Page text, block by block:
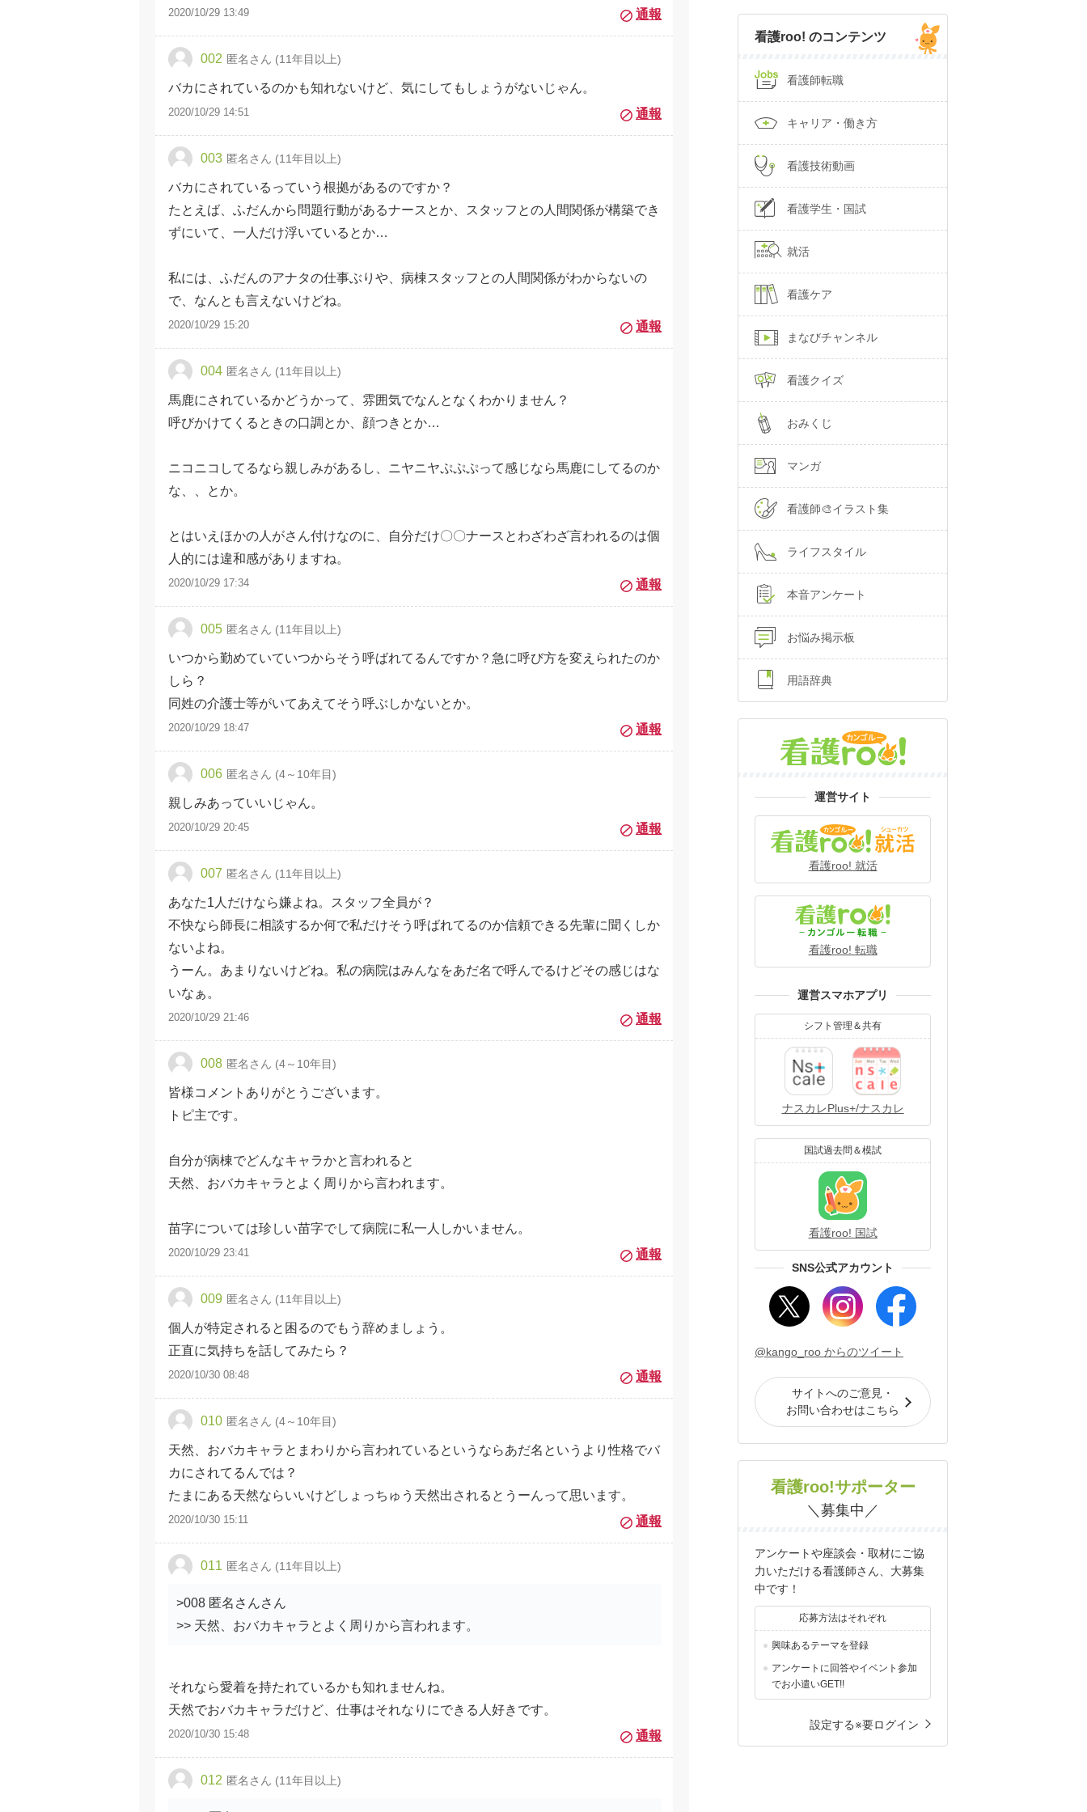
2020/10/29 13:49 通報
002 匿名さん (11年目以上)
バカにされているのかも知れないけど、気にしてもしょうがないじゃん。
2020/10/29 14:51 通報
003 匿名さん (11年目以上)
バカにされているっていう根拠があるのですか？
たとえば、ふだんから問題行動があるナースとか、スタッフとの人間関係が構築でき
ずにいて、一人だけ浮いているとか…
私には、ふだんのアナタの仕事ぶりや、病棟スタッフとの人間関係がわからないの
で、なんとも言えないけどね。
2020/10/29 15:20 通報
004 匿名さん (11年目以上)
馬鹿にされているかどうかって、雰囲気でなんとなくわかりません？
呼びかけてくるときの口調とか、顔つきとか…
ニコニコしてるなら親しみがあるし、ニヤニヤぷぷぷって感じなら馬鹿にしてるのか
な、、とか。
とはいえほかの人がさん付けなのに、自分だけ〇〇ナースとわざわざ言われるのは個
人的には違和感がありますね。
2020/10/29 17:34 通報
005 匿名さん (11年目以上)
いつから勤めていていつからそう呼ばれてるんですか？急に呼び方を変えられたのか
しら？
同姓の介護士等がいてあえてそう呼ぶしかないとか。
2020/10/29 18:47 通報
006 匿名さん (4～10年目)
親しみあっていいじゃん。
2020/10/29 20:45 通報
007 匿名さん (11年目以上)
あなた1人だけなら嫌よね。スタッフ全員が？
不快なら師長に相談するか何で私だけそう呼ばれてるのか信頼できる先輩に聞くしか
ないよね。
うーん。あまりないけどね。私の病院はみんなをあだ名で呼んでるけどその感じはな
いなぁ。
2020/10/29 21:46 通報
008 匿名さん (4～10年目)
皆様コメントありがとうございます。
トピ主です。
自分が病棟でどんなキャラかと言われると
天然、おバカキャラとよく周りから言われます。
苗字については珍しい苗字でして病院に私一人しかいません。
2020/10/29 23:41 通報
009 匿名さん (11年目以上)
個人が特定されると困るのでもう辞めましょう。
正直に気持ちを話してみたら？
2020/10/30 08:48 通報
010 匿名さん (4～10年目)
天然、おバカキャラとまわりから言われているというならあだ名というより性格でバ
カにされてるんでは？
たまにある天然ならいいけどしょっちゅう天然出されるとうーんって思います。
2020/10/30 15:11 通報
011 匿名さん (11年目以上)
>008 匿名さんさん
>> 天然、おバカキャラとよく周りから言われます。
それなら愛着を持たれているかも知れませんね。
天然でおバカキャラだけど、仕事はそれなりにできる人好きです。
2020/10/30 15:48 通報
012 匿名さん (11年目以上)
看護roo! のコンテンツ
看護師転職
キャリア・働き方
看護技術動画
看護学生・国試
就活
看護ケア
まなびチャンネル
看護クイズ
おみくじ
マンガ
看護師🎨イラスト集
ライフスタイル
本音アンケート
お悩み掲示板
用語辞典
運営サイト
看護roo! 就活
看護roo! 転職
運営スマホアプリ
シフト管理＆共有
ナスカレPlus+/ナスカレ
国試過去問＆模試
看護roo! 国試
SNS公式アカウント
@kango_roo からのツイート
サイトへのご意見・
お問い合わせはこちら
看護roo!サポーター
＼募集中／
アンケートや座談会・取材にご協
力いただける看護師さん、大募集
中です！
応募方法はそれぞれ
興味あるテーマを登録
アンケートに回答やイベント参加
でお小遣いGET!!
設定する※要ログイン